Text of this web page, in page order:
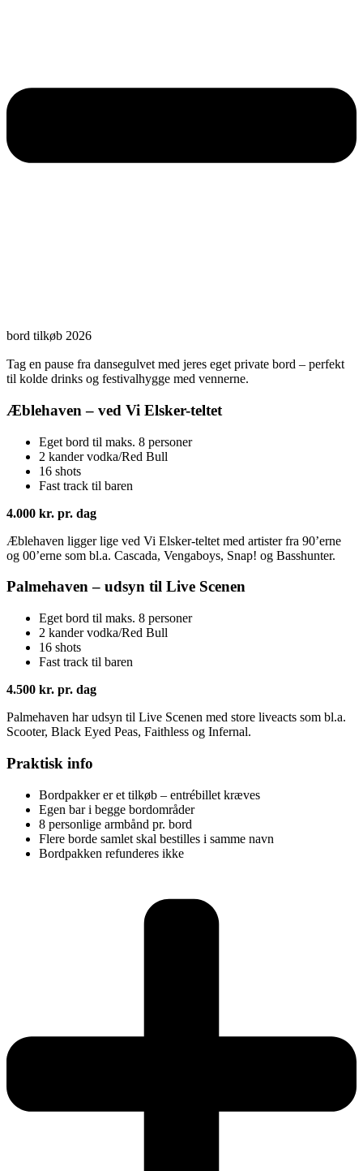
bord tilkøb 2026
Tag en pause fra dansegulvet med jeres eget private bord – perfekt
til kolde drinks og festivalhygge med vennerne.
Æblehaven – ved Vi Elsker-teltet
Eget bord til maks. 8 personer
2 kander vodka/Red Bull
16 shots
Fast track til baren
4.000 kr. pr. dag
Æblehaven ligger lige ved Vi Elsker-teltet med artister fra 90’erne
og 00’erne som bl.a. Cascada, Vengaboys, Snap! og Basshunter.
Palmehaven – udsyn til Live Scenen
Eget bord til maks. 8 personer
2 kander vodka/Red Bull
16 shots
Fast track til baren
4.500 kr. pr. dag
Palmehaven har udsyn til Live Scenen med store liveacts som bl.a.
Scooter, Black Eyed Peas, Faithless og Infernal.
Praktisk info
Bordpakker er et tilkøb – entrébillet kræves
Egen bar i begge bordområder
8 personlige armbånd pr. bord
Flere borde samlet skal bestilles i samme navn
Bordpakken refunderes ikke